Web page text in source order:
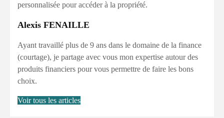
personnalisée pour accéder à la propriété.
Alexis FENAILLE
Ayant travaillé plus de 9 ans dans le domaine de la finance
(courtage), je partage avec vous mon expertise autour des
produits financiers pour vous permettre de faire les bons
choix.
Voir tous les articles